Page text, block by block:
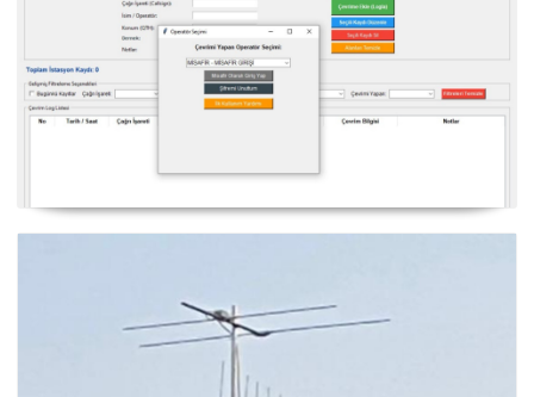
NexQso Telsiz Çevrim Kayıt Programı Güncelleme